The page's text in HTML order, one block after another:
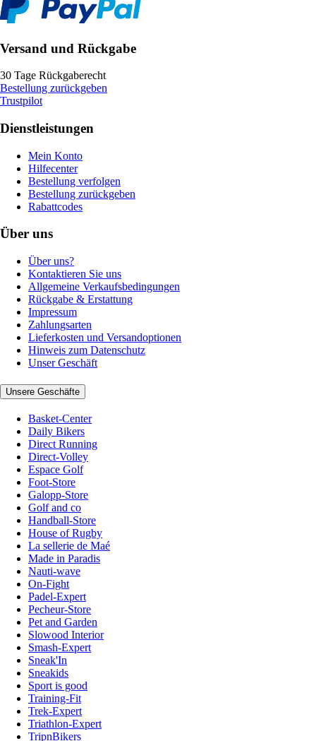
Versand und Rückgabe
30 Tage Rückgaberecht
Bestellung zurückgeben
Trustpilot
Dienstleistungen
Mein Konto
Hilfecenter
Bestellung verfolgen
Bestellung zurückgeben
Rabattcodes
Über uns
Über uns?
Kontaktieren Sie uns
Allgemeine Verkaufsbedingungen
Rückgabe & Erstattung
Impressum
Zahlungsarten
Lieferkosten und Versandoptionen
Hinweis zum Datenschutz
Unser Geschäft
Unsere Geschäfte
Basket-Center
Daily Bikers
Direct Running
Direct-Volley
Espace Golf
Foot-Store
Galopp-Store
Golf and co
Handball-Store
House of Rugby
La sellerie de Maé
Made in Paradis
Nauti-wave
On-Fight
Padel-Expert
Pecheur-Store
Pet and Garden
Slowood Interior
Smash-Expert
Sneak'In
Sneakids
Sport is good
Training-Fit
Trek-Expert
Triathlon-Expert
TripnBikers